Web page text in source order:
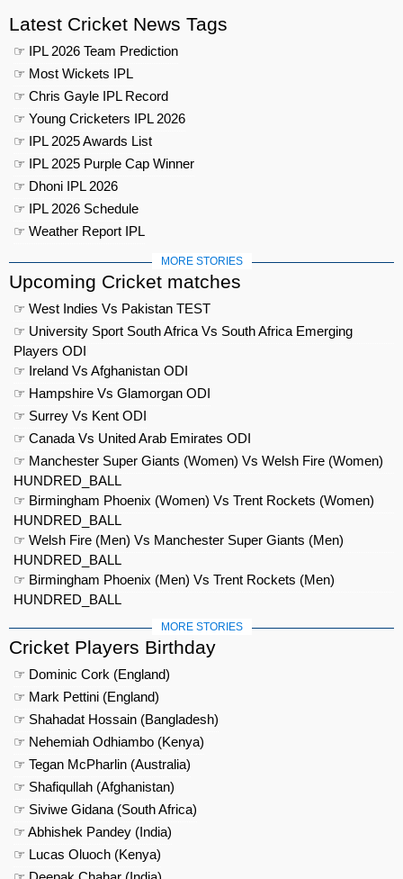
Latest Cricket News Tags
☞ IPL 2026 Team Prediction
☞ Most Wickets IPL
☞ Chris Gayle IPL Record
☞ Young Cricketers IPL 2026
☞ IPL 2025 Awards List
☞ IPL 2025 Purple Cap Winner
☞ Dhoni IPL 2026
☞ IPL 2026 Schedule
☞ Weather Report IPL
MORE STORIES
Upcoming Cricket matches
☞ West Indies Vs Pakistan TEST
☞ University Sport South Africa Vs South Africa Emerging
Players ODI
☞ Ireland Vs Afghanistan ODI
☞ Hampshire Vs Glamorgan ODI
☞ Surrey Vs Kent ODI
☞ Canada Vs United Arab Emirates ODI
☞ Manchester Super Giants (Women) Vs Welsh Fire (Women)
HUNDRED_BALL
☞ Birmingham Phoenix (Women) Vs Trent Rockets (Women)
HUNDRED_BALL
☞ Welsh Fire (Men) Vs Manchester Super Giants (Men)
HUNDRED_BALL
☞ Birmingham Phoenix (Men) Vs Trent Rockets (Men)
HUNDRED_BALL
MORE STORIES
Cricket Players Birthday
☞ Dominic Cork (England)
☞ Mark Pettini (England)
☞ Shahadat Hossain (Bangladesh)
☞ Nehemiah Odhiambo (Kenya)
☞ Tegan McPharlin (Australia)
☞ Shafiqullah (Afghanistan)
☞ Siviwe Gidana (South Africa)
☞ Abhishek Pandey (India)
☞ Lucas Oluoch (Kenya)